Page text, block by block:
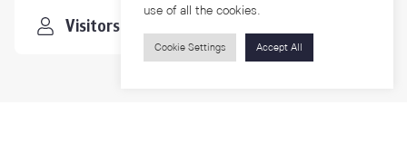
Visitors
use of all the cookies.
Cookie Settings Accept All